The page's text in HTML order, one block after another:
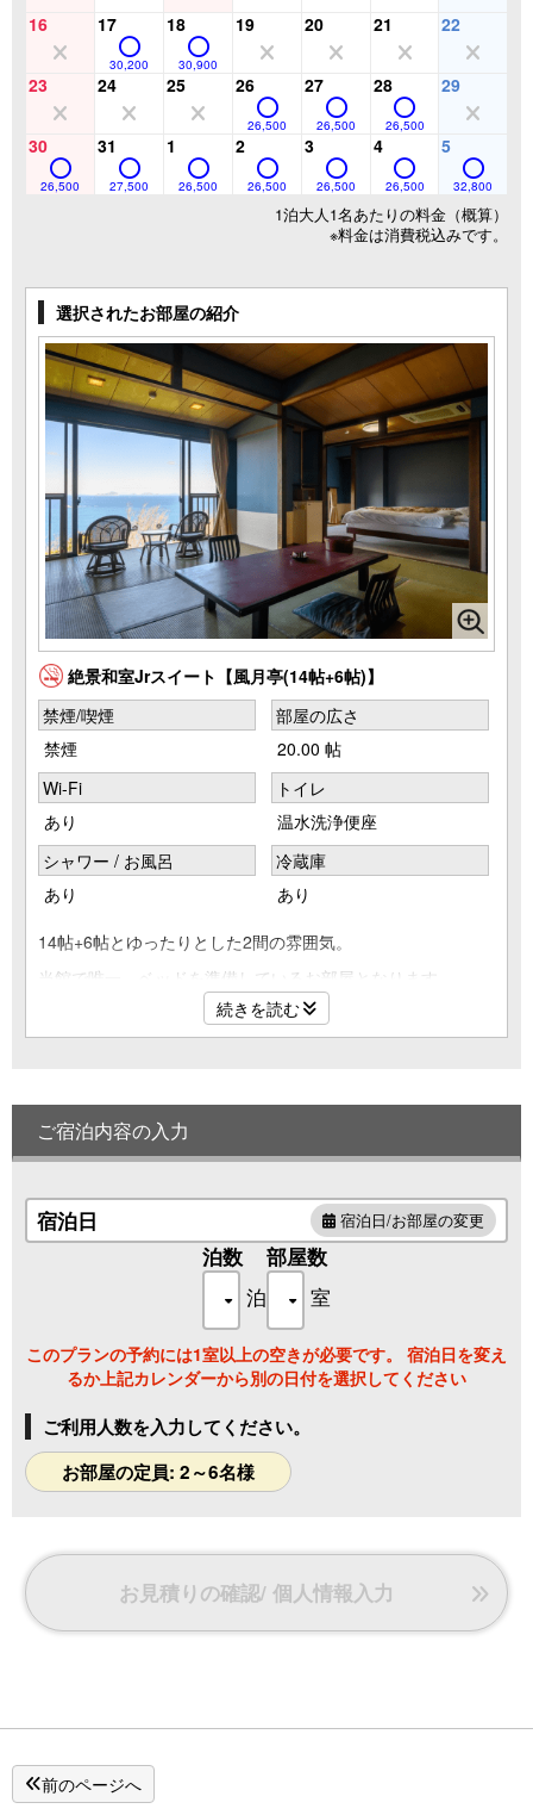
16 17
30,200
18
30,900
19 20 21 22
23 24 25 26
26,500
27
26,500
28
26,500
29
30
26,500
31
27,500
1
26,500
2
26,500
3
26,500
4
26,500
5
32,800
1泊大人1名あたりの料金（概算）
※料金は消費税込みです。
選択されたお部屋の紹介
絶景和室Jrスイート【風月亭(14帖+6帖)】
禁煙/喫煙
禁煙
部屋の広さ
20.00 帖
Wi-Fi
あり
トイレ
温水洗浄便座
シャワー / お風呂
あり
冷蔵庫
あり
14帖+6帖とゆったりとした2間の雰囲気。
当館で唯一、ベッドを準備しているお部屋となります。
大きな窓からの眺めは伊勢志摩の海がすぐ目の前。
お茶セット・ポット・ドライヤー
【アメニティー】
浴衣・丹前・バスタオル・フェイスタオル・歯ブラシ
【その他のご案内】
お部屋は禁煙となります。
お子様の受け入れ不可となります。
続きを読む
ご宿泊内容の入力
宿泊日 宿泊日/お部屋の変更
泊数
泊
部屋数
室
このプランの予約には1室以上の空きが必要です。 宿泊日を変え
るか上記カレンダーから別の日付を選択してください
ご利用人数を入力してください。
お部屋の定員: 2～6名様
お見積りの確認/ 個人情報入力
前のページへ